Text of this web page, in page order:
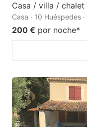
Casa / villa /
Casa · 10 Huéspedes
200 € por noche*